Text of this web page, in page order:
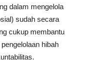
dalam mengelola
sudah secara
cukup membantu
hibah